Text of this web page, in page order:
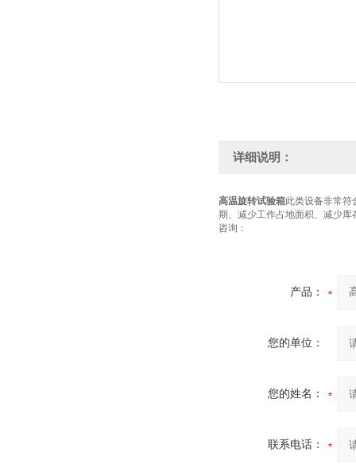
详细说明：
高温旋转试验箱此类设备非常
期、减少工作占地面积、减少
咨询：
产品：
您的单位：
您的姓名：
联系电话：